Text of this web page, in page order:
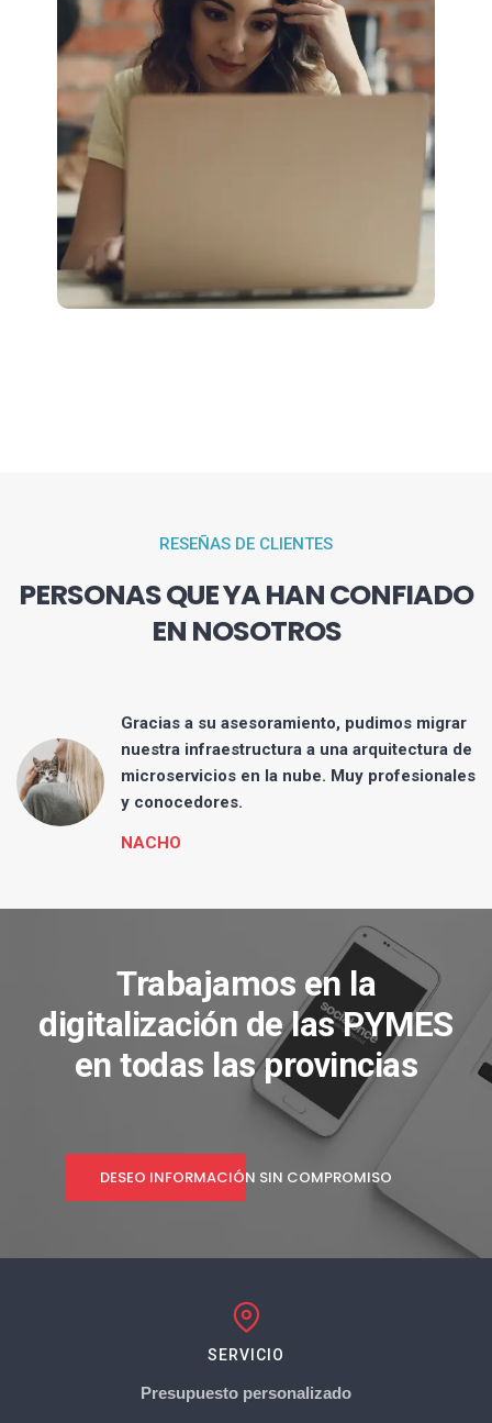
RESEÑAS DE CLIENTES
PERSONAS QUE YA HAN CONFIADO
EN NOSOTROS
Gracias a su asesoramiento, pudimos migrar
nuestra infraestructura a una arquitectura de
microservicios en la nube. Muy profesionales
y conocedores.
NACHO
Trabajamos en la
digitalización de las PYMES
en todas las provincias
DESEO INFORMACIÓN SIN COMPROMISO
SERVICIO
Presupuesto personalizado